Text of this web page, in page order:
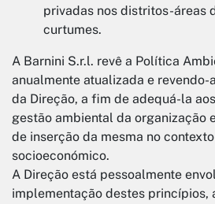
privadas nos distritos-áreas
curtumes.
A Barnini S.r.l. revê a Política
anualmente atualizada e revendo-
da Direção, a fim de adequá-la
gestão ambiental da organização
de inserção da mesma no
socioeconómico.
A Direção está pessoalmente
implementação destes princípios,